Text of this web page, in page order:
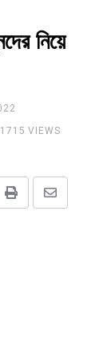
নিয়ে
1715 VIEWS
Print
Share